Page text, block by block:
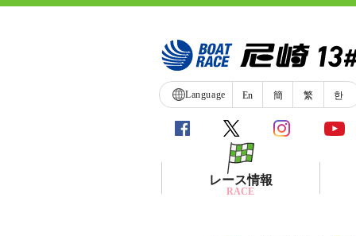
Language En 簡 繁 한
レース情報
RACE